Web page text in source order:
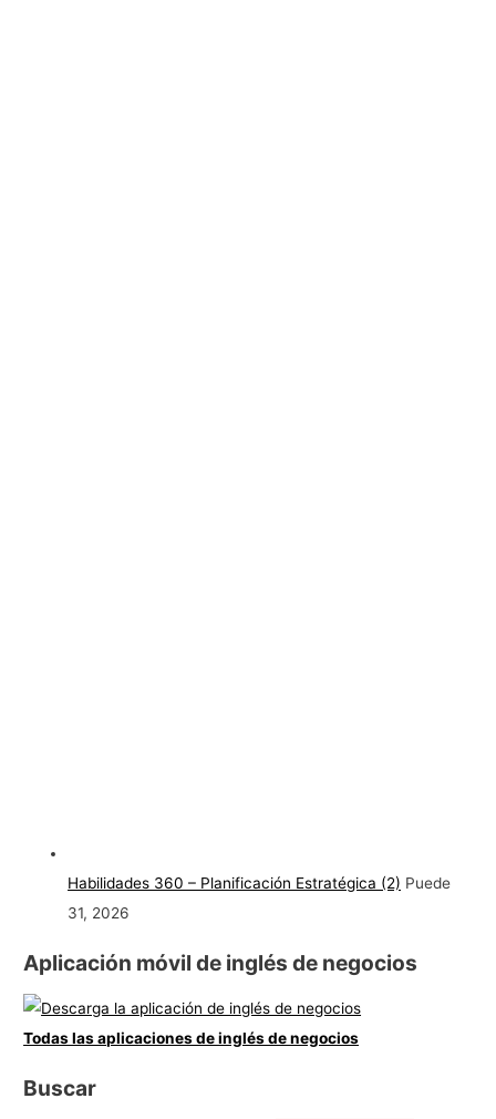
Habilidades 360 – Planificación Estratégica (2) Puede
31, 2026
Aplicación móvil de inglés de negocios
Todas las aplicaciones de inglés de negocios
Buscar